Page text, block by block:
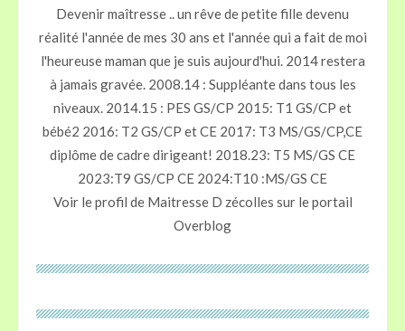
Devenir maîtresse .. un rêve de petite fille devenu
réalité l'année de mes 30 ans et l'année qui a fait de moi
l'heureuse maman que je suis aujourd'hui. 2014 restera
à jamais gravée. 2008.14 : Suppléante dans tous les
niveaux. 2014.15 : PES GS/CP 2015: T1 GS/CP et
bébé2 2016: T2 GS/CP et CE 2017: T3 MS/GS/CP,CE
diplôme de cadre dirigeant! 2018.23: T5 MS/GS CE
2023:T9 GS/CP CE 2024:T10 :MS/GS CE
Voir le profil de Maitresse D zécolles sur le portail
Overblog